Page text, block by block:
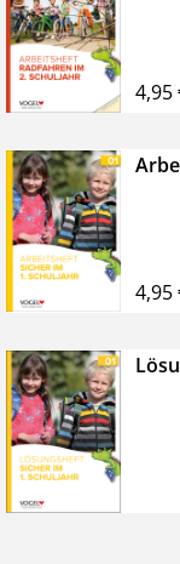
4,95
4,95